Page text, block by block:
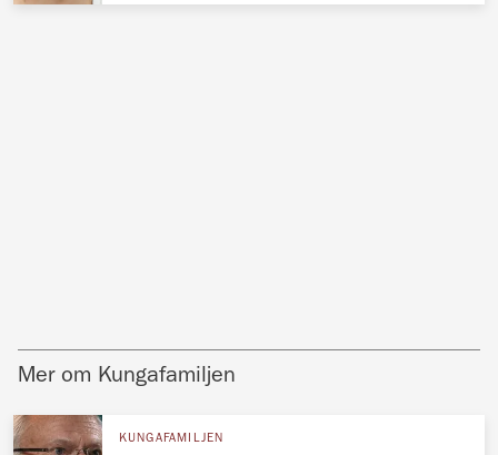
Mer om Kungafamiljen
KUNGAFAMILJEN